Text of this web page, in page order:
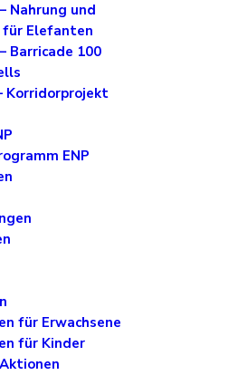
Nahrung und
für Elefanten
Barricade 100
Korridorprojekt
ENP
für Erwachsene
für Kinder